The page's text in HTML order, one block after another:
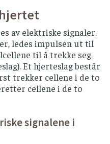
av elektriske signaler.
ledes impulsen ut til
til å trekke seg
Et hjerteslag består
trekker cellene i de to
cellene i de to
signalene i